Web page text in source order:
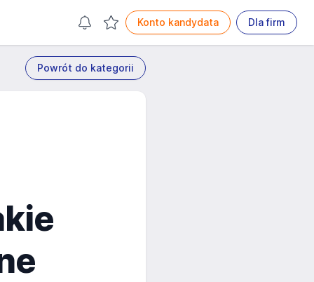
Konto kandydata Dla firm
Powrót do kategorii